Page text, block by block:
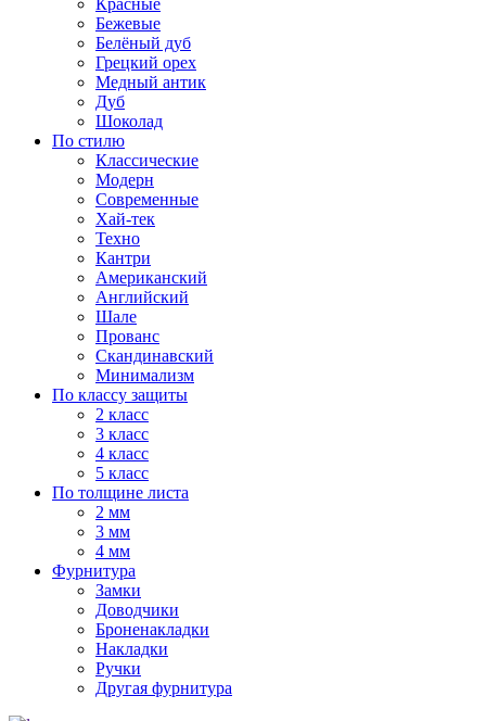
Красные
Бежевые
Белёный дуб
Грецкий орех
Медный антик
Дуб
Шоколад
По стилю
Классические
Модерн
Современные
Хай-тек
Техно
Кантри
Американский
Английский
Шале
Прованс
Скандинавский
Минимализм
По классу защиты
2 класс
3 класс
4 класс
5 класс
По толщине листа
2 мм
3 мм
4 мм
Фурнитура
Замки
Доводчики
Броненакладки
Накладки
Ручки
Другая фурнитура